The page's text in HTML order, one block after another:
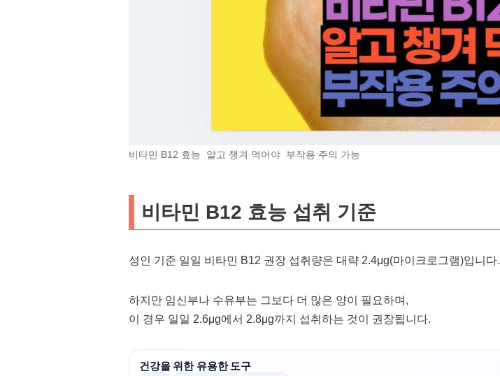
비타민 B12 효능 알고 챙겨 먹어야 부작용 주의 가능
비타민 B12 효능 섭취 기준
성인 기준 일일 비타민 B12 권장 섭취량은 대략 2.4μg(마이크로그램)입니다.
하지만 임신부나 수유부는 그보다 더 많은 양이 필요하며,
이 경우 일일 2.6μg에서 2.8μg까지 섭취하는 것이 권장됩니다.
건강을 위한 유용한 도구